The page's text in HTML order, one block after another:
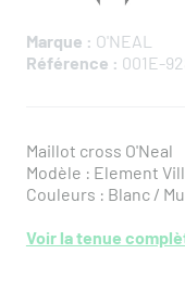
Marque : O'NEAL
Référence : 001E-
Maillot cross O'Neal
Modèle : Element
Couleurs : Blanc /
Voir la tenue